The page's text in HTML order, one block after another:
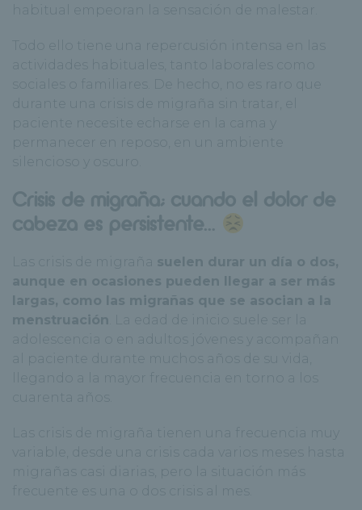
habitual empeoran la sensación de malestar.
Todo ello tiene una repercusión intensa en las
actividades habituales, tanto laborales como
sociales o familiares. De hecho, no es raro que
durante una crisis de migraña sin tratar, el
paciente necesite echarse en la cama y
permanecer en reposo, en un ambiente
silencioso y oscuro.
Crisis de migraña; cuando el dolor de
cabeza es persistente…
Las crisis de migraña suelen durar un día o dos,
aunque en ocasiones pueden llegar a ser más
largas, como las migrañas que se asocian a la
menstruación . La edad de inicio suele ser la
adolescencia o en adultos jóvenes y acompañan
al paciente durante muchos años de su vida,
llegando a la mayor frecuencia en torno a los
cuarenta años.
Las crisis de migraña tienen una frecuencia muy
variable, desde una crisis cada varios meses hasta
migrañas casi diarias, pero la situación más
frecuente es una o dos crisis al mes.